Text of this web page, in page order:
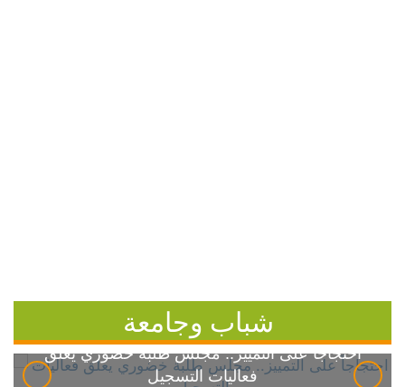
شباب وجامعة
احتجاجاً على التمييز.. مجلس طلبة خضوري يعلق
فعاليات التسجيل